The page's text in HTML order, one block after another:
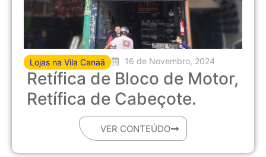
Lojas na Vila Canaã 16 de Novembro, 2024
Retífica de Bloco de Motor,
Retífica de Cabeçote.
VER CONTEÚDO